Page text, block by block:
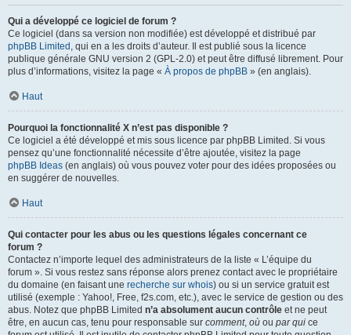
Qui a développé ce logiciel de forum ?
Ce logiciel (dans sa version non modifiée) est développé et distribué par
phpBB Limited , qui en a les droits d’auteur. Il est publié sous la licence
publique générale GNU version 2 (GPL-2.0) et peut être diffusé librement. Pour
plus d’informations, visitez la page « À propos de phpBB » (en anglais).
Haut
Pourquoi la fonctionnalité X n’est pas disponible ?
Ce logiciel a été développé et mis sous licence par phpBB Limited. Si vous
pensez qu’une fonctionnalité nécessite d’être ajoutée, visitez la page
phpBB Ideas (en anglais) où vous pouvez voter pour des idées proposées ou
en suggérer de nouvelles.
Haut
Qui contacter pour les abus ou les questions légales concernant ce
forum ?
Contactez n’importe lequel des administrateurs de la liste « L’équipe du
forum ». Si vous restez sans réponse alors prenez contact avec le propriétaire
du domaine (en faisant une recherche sur whois) ou si un service gratuit est
utilisé (exemple : Yahoo!, Free, f2s.com, etc.), avec le service de gestion ou des
abus. Notez que phpBB Limited n’a absolument aucun contrôle et ne peut
être, en aucun cas, tenu pour responsable sur comment, où ou par qui ce